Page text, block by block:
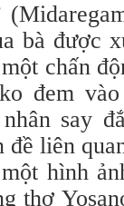
bà được
chấn
đem
say
liên
hình
thơ